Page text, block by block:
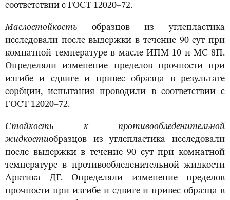
соответствии с ГОСТ 12020–72.
Маслостойкость образцов из углепластика
исследовали после выдержки в течение 90 сут при
комнатной температуре в масле ИПМ-10 и МС-8П.
Определяли изменение пределов прочности при
изгибе и сдвиге и привес образца в результате
сорбции, испытания проводили в соответствии с
ГОСТ 12020–72.
Стойкость к противообледенительной
жидкостиобразцов из углепластика исследовали
после выдержки в течение 90 сут при комнатной
температуре в противообледенительной жидкости
Арктика ДГ. Определяли изменение пределов
прочности при изгибе и сдвиге и привес образца в